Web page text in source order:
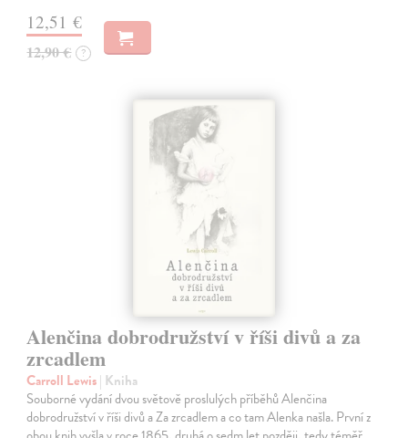
12,51 €
12,90 € ?
Alenčina dobrodružství v říši divů a za
zrcadlem
Carroll Lewis| Kniha
Souborné vydání dvou světově proslulých příběhů Alenčina
dobrodružství v říši divů a Za zrcadlem a co tam Alenka našla. První z